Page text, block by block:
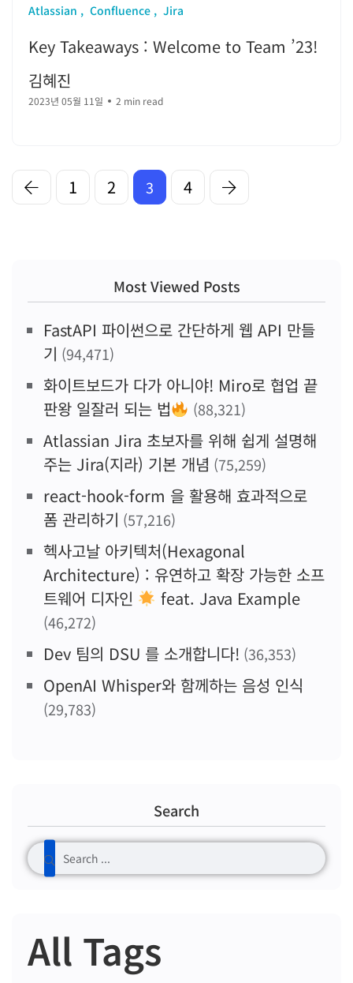
Atlassian Confluence Jira
Key Takeaways : Welcome to Team ’23!
김혜진
2023년 05월 11일 2 min read
1 2 3 4
Most Viewed Posts
FastAPI 파이썬으로 간단하게 웹 API 만들
기 (94,471)
화이트보드가 다가 아니야! Miro로 협업 끝
판왕 일잘러 되는 법
(88,321)
Atlassian Jira 초보자를 위해 쉽게 설명해
주는 Jira(지라) 기본 개념 (75,259)
react-hook-form 을 활용해 효과적으로
폼 관리하기 (57,216)
헥사고날 아키텍처(Hexagonal
Architecture) : 유연하고 확장 가능한 소프
트웨어 디자인
feat. Java Example
(46,272)
Dev 팀의 DSU 를 소개합니다! (36,353)
OpenAI Whisper와 함께하는 음성 인식
(29,783)
Search
All Tags